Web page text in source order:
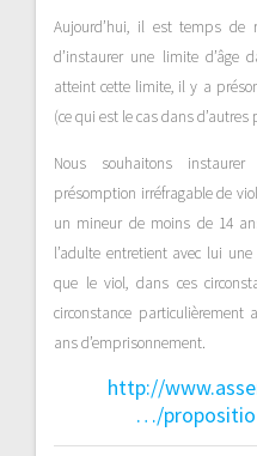
Aujourd’hui, il est temps de
d’instaurer une limite d’âge
atteint cette limite, il y a
(ce qui est le cas dans d’autres
Nous souhaitons
présomption irréfragable de
un mineur de moins de 14
l’adulte entretient avec lui
que le viol, dans ces
circonstance particulièrement
ans d’emprisonnement.
http://
…/